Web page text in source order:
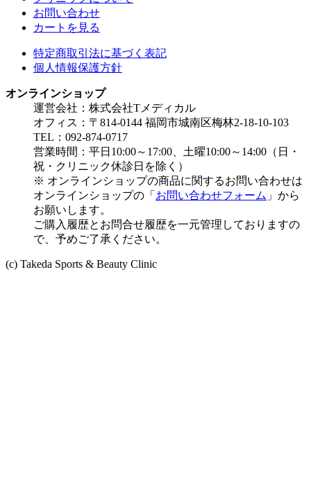
お問い合わせ
カートを見る
特定商取引法に基づく表記
個人情報保護方針
オンラインショップ
運営会社：株式会社Tメディカル
オフィス：〒814-0144 福岡市城南区梅林2-18-10-103
TEL：092-874-0717
営業時間：平日10:00～17:00、土曜10:00～14:00（日・
祝・クリニック休診日を除く）
※ オンラインショップの商品に関するお問い合わせは
オンラインショップの「 お問い合わせフォーム 」から
お願いします。
ご購入履歴とお問合せ履歴を一元管理しておりますの
で、予めご了承ください。
(c) Takeda Sports & Beauty Clinic